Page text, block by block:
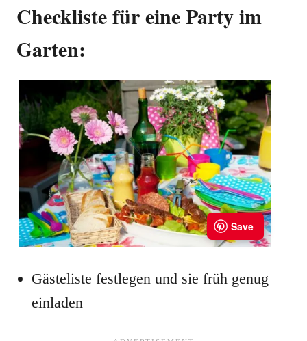
Checkliste für eine Party im
Garten:
Gästeliste festlegen und sie früh genug
einladen